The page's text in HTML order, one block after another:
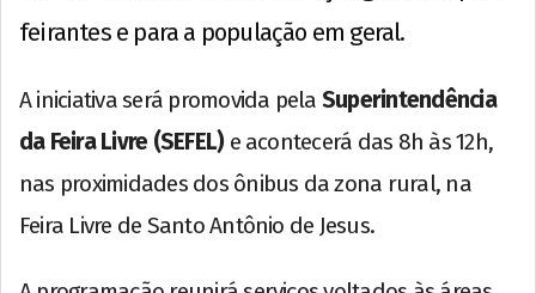
feirantes e para a população em geral.
A iniciativa será promovida pela Superintendência
da Feira Livre (SEFEL) e acontecerá das 8h às 12h,
nas proximidades dos ônibus da zona rural, na
Feira Livre de Santo Antônio de Jesus.